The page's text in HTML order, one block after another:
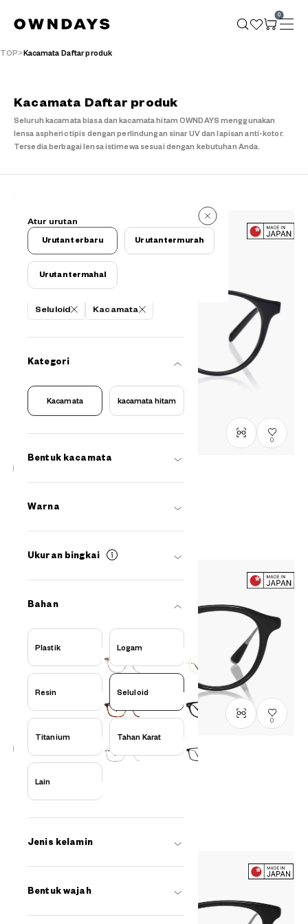
0
TOP Kacamata Daftar produk
Kacamata Daftar produk
Seluruh kacamata biasa dan kacamata hitam OWNDAYS menggunakan
lensa aspheric tipis dengan perlindungan sinar UV dan lapisan anti-kotor.
Tersedia berbagai lensa istimewa sesuai dengan kebutuhan Anda.
17 buah
Kriteria filter
Seluloid Kacamata
Kategori
Kacamata kacamata hitam
Bentuk kacamata
Warna
Ukuran bingkai
Bahan
Plastik Logam
Resin Seluloid
Titanium Tahan Karat
Lain
Jenis kelamin
Bentuk wajah
Atur urutan
Urutan terbaru Urutan termurah
Urutan termahal
0
SENICHI39
0
Penjualan telah berakhir
Senichisaku